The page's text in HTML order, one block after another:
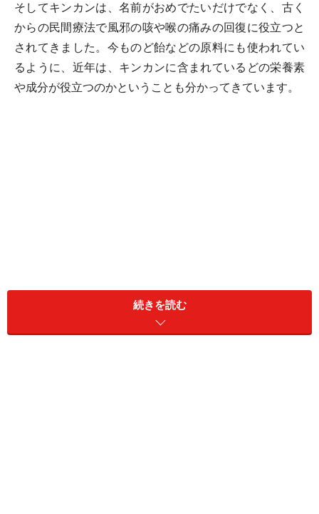
そしてキンカンは、名前がおめでたいだけでなく、古く
からの民間療法で風邪の咳や喉の痛みの回復に役立つと
されてきました。今ものど飴などの原料にも使われてい
るように、近年は、キンカンに含まれているどの栄養素
や成分が役立つのかということも分かってきています。
続きを読む